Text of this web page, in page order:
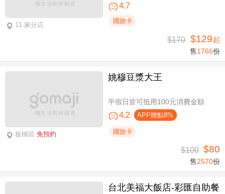
11 家分店
4.7
國旅卡
$170 $129起
售1766份
板橋區 免預約
姚穆豆漿大王
平假日皆可抵用100元消費金額
4.2 APP贈點8%
國旅卡
$100 $80
售2570份
台北美福大飯店-彩匯自助餐